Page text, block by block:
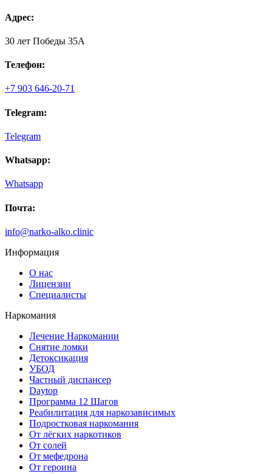
Адрес:
30 лет Победы 35А
Телефон:
+7 903 646-20-71
Telegram:
Telegram
Whatsapp:
Whatsapp
Почта:
info@narko-alko.clinic
Информация
О нас
Лицензии
Специалисты
Наркомания
Лечение Наркомании
Снятие ломки
Детоксикация
УБОД
Частный диспансер
Daytop
Программа 12 Шагов
Реабилитация для наркозависимых
Подростковая наркомания
От лёгких наркотиков
От солей
От мефедрона
От героина